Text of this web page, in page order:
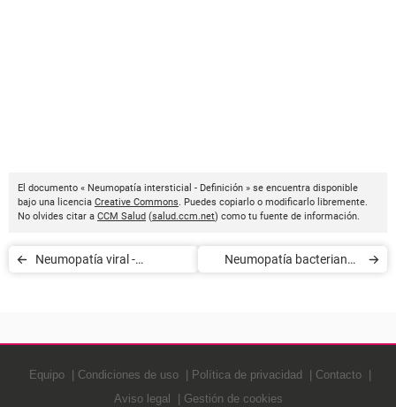
El documento « Neumopatía intersticial - Definición » se encuentra disponible
bajo una licencia Creative Commons. Puedes copiarlo o modificarlo libremente.
No olvides citar a CCM Salud (salud.ccm.net) como tu fuente de información.
Neumopatía viral -
Neumopatía bacteriana -
Equipo Condiciones de uso Política de privacidad
Contacto
Aviso legal
Gestión de cookies